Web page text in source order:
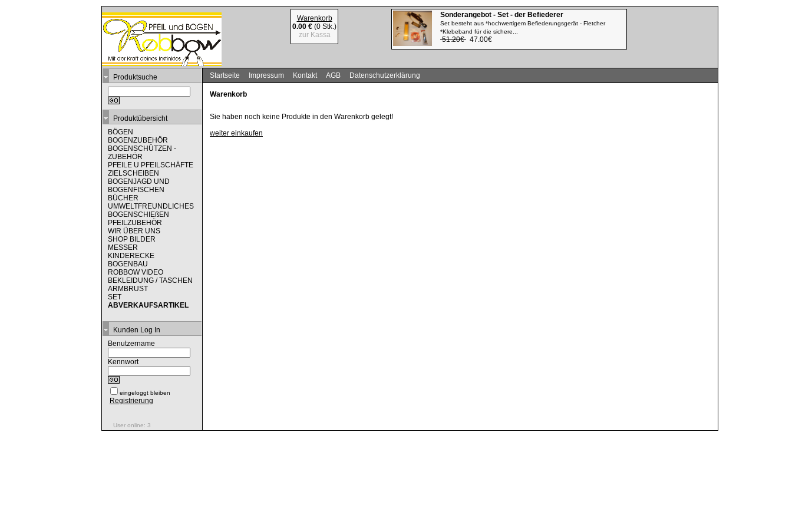
Warenkorb
0.00 € (0 Stk.)
zur Kassa
Sonderangebot - Set - der Befiederer
Set besteht aus *hochwertigem Befiederungsgerät - Fletcher
*Klebeband für die sichere...
51.20€ 47.00€
Produktsuche
Produktübersicht
BÖGEN
BOGENZUBEHÖR
BOGENSCHÜTZEN -
ZUBEHÖR
PFEILE U PFEILSCHÄFTE
ZIELSCHEIBEN
BOGENJAGD UND
BOGENFISCHEN
BÜCHER
UMWELTFREUNDLICHES
BOGENSCHIEßEN
PFEILZUBEHÖR
WIR ÜBER UNS
SHOP BILDER
MESSER
KINDERECKE
BOGENBAU
ROBBOW VIDEO
BEKLEIDUNG / TASCHEN
ARMBRUST
SET
ABVERKAUFSARTIKEL
Kunden Log In
Benutzername
Kennwort
eingeloggt bleiben
Registrierung
User online: 3
Startseite Impressum Kontakt AGB Datenschutzerklärung
Warenkorb
Sie haben noch keine Produkte in den Warenkorb gelegt!
weiter einkaufen